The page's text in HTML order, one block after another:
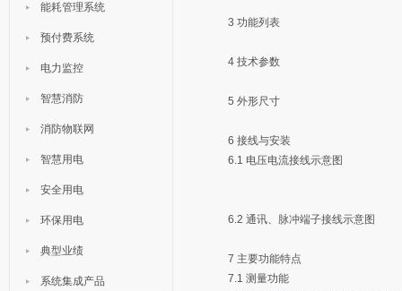
能耗管理系统
预付费系统
电力监控
智慧消防
消防物联网
智慧用电
安全用电
环保用电
典型业绩
系统集成产品
3 功能列表
4 技术参数
5 外形尺寸
6 接线与安装
6.1 电压电流接线示意图
6.2 通讯、脉冲端子接线示意图
7 主要功能特点
7.1 测量功能